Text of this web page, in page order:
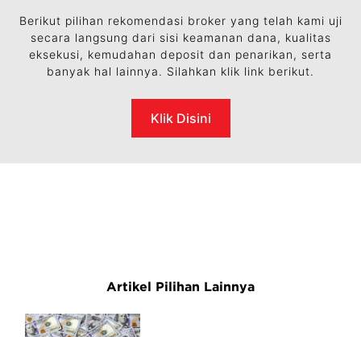
Berikut pilihan rekomendasi broker yang telah kami uji
secara langsung dari sisi keamanan dana, kualitas
eksekusi, kemudahan deposit dan penarikan, serta
banyak hal lainnya. Silahkan klik link berikut.
Klik Disini
Artikel Pilihan Lainnya